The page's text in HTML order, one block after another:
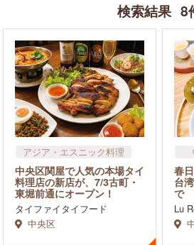
検索結果 8
アジア・エスニック料理
中央区関屋で人気の本場タイ
料理店の新店が、7/3古町・
東堀前通にオープン！
タイファイタイフード
中央区
ア
春
台
で
Lu